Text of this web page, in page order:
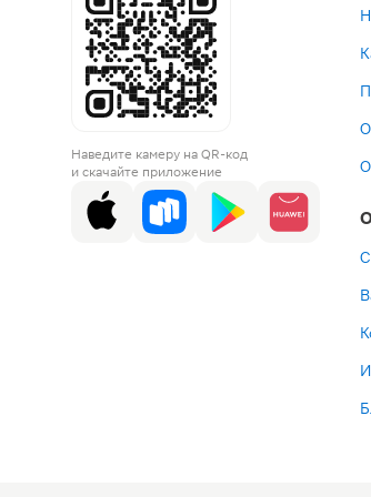
Наведите камеру на QR-код
и скачайте приложение